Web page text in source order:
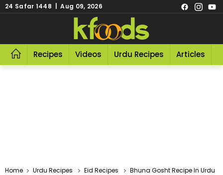
24 Safar 1448 | Aug 09, 2026
Recipes Videos Urdu Recipes Articles
Home Urdu Recipes Eid Recipes Bhuna Gosht Recipe In Urdu